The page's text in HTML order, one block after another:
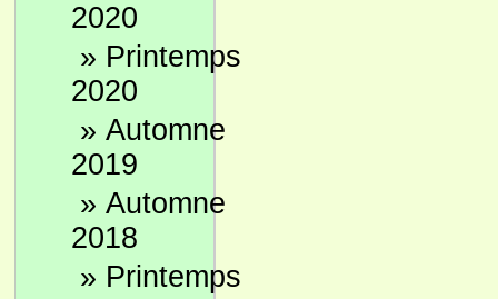
2020
» Printemps
2020
» Automne
2019
» Automne
2018
» Printemps